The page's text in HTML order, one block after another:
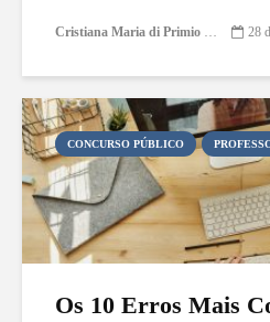
Cristiana Maria di Primio Gonçalves 28
CONCURSO PÚBLICO
Os 10 Erros Mais